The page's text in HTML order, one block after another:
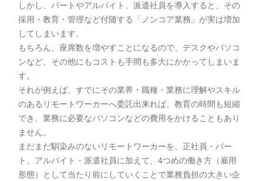
しかし、パートやアルバイト、派遣社員を導入すると、その
採用・教育・管理など付随する「ノンコア業務」が実は増加
してしまいます。
もちろん、座席数を増やすことになるので、デスクやパソコ
ンなど、その他にもコストも手間も多大にかかってしまいま
す。
それが例えば、すでにその業界・職種・業務に理解やスキル
のあるリモートワーカーへ委託出来れば、教育の時間も短縮
でき、業務に必要なパソコンなどの費用をかけることもあり
ません。
まだまだ馴染みのないリモートワーカーを、正社員・パー
ト、アルバイト・派遣社員に加えて、4つめの働き方（雇用
形態）として当たり前にしていくことで業務負担の大きい企